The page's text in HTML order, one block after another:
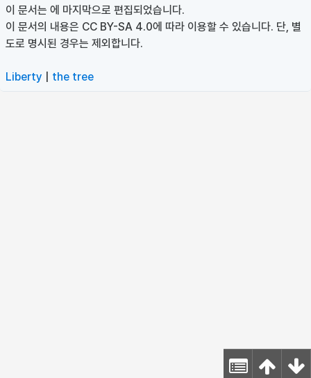
이 문서는 에 마지막으로 편집되었습니다.
이 문서의 내용은 CC BY-SA 4.0에 따라 이용할 수 있습니다. 단, 별
도로 명시된 경우는 제외합니다.
Liberty the tree